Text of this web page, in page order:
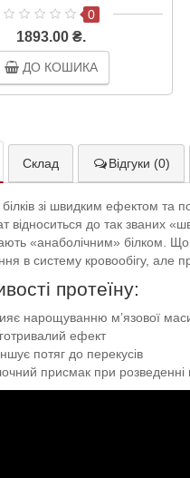
0
1893.00 ₴.
ДО КОШИКА
Склад Відгуки (0)
зі швидким ефектом та
відноситься до так званих
«анаболічним» білком. Що
в систему кровообігу, але
протеїну:
нарощуванню м’язової
ефект
потяг до перекусів
присмак при розведенні